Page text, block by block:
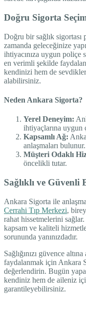
Doğru Sigorta
Doğru bir sağlık sigortası
zamanda geleceğinize
ihtiyacınıza uygun poliçe
en verimli şekilde
kendinizi hem de
alabilirsiniz.
Neden Ankara Sigorta?
Yerel Deneyim:
ihtiyaçlarına uygun
Kapsamlı Ağ:
anlaşmaları bulunur.
Müşteri Odaklı
öncelikli tutar.
Sağlıklı ve Güvenli
Ankara Sigorta ile
Cerrahi Tıp Merkezi,
rahat hissetmelerini
kapsam ve kaliteli
sorununda yanınızdadır.
Sağlığınızı güvence
faydalanmak için Ankara
değerlendirin. Bugün
kendiniz hem de aileniz
garantileyebilirsiniz.